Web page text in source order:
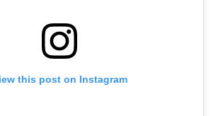
this post on Instagram